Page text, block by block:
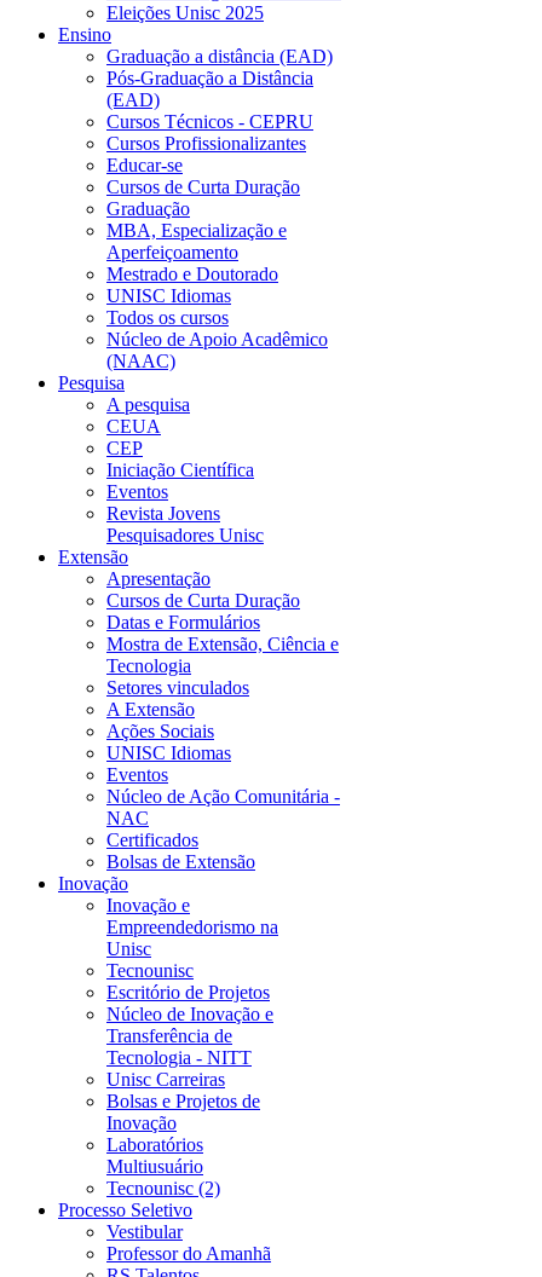
Eleições Unisc 2025
Ensino
Graduação a distância (EAD)
Pós-Graduação a Distância
(EAD)
Cursos Técnicos - CEPRU
Cursos Profissionalizantes
Educar-se
Cursos de Curta Duração
Graduação
MBA, Especialização e
Aperfeiçoamento
Mestrado e Doutorado
UNISC Idiomas
Todos os cursos
Núcleo de Apoio Acadêmico
(NAAC)
Pesquisa
A pesquisa
CEUA
CEP
Iniciação Científica
Eventos
Revista Jovens
Pesquisadores Unisc
Extensão
Apresentação
Cursos de Curta Duração
Datas e Formulários
Mostra de Extensão, Ciência e
Tecnologia
Setores vinculados
A Extensão
Ações Sociais
UNISC Idiomas
Eventos
Núcleo de Ação Comunitária -
NAC
Certificados
Bolsas de Extensão
Inovação
Inovação e
Empreendedorismo na
Unisc
Tecnounisc
Escritório de Projetos
Núcleo de Inovação e
Transferência de
Tecnologia - NITT
Unisc Carreiras
Bolsas e Projetos de
Inovação
Laboratórios
Multiusuário
Tecnounisc (2)
Processo Seletivo
Vestibular
Professor do Amanhã